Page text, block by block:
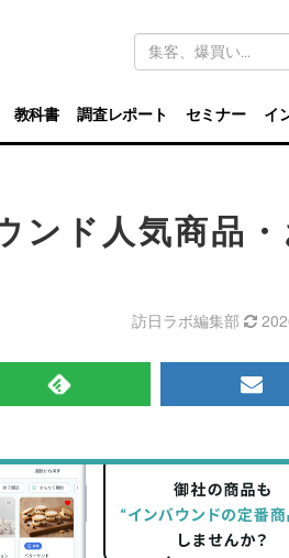
キ
ワ
ド
検
索
教科書 調査レポート セミナー イ
ンド人気商品・
訪日ラボ編集部
RSS
記
事
を
メ
マ
ガ
登